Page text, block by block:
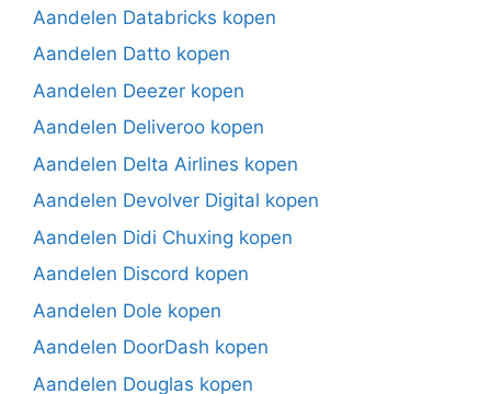
Aandelen Databricks kopen
Aandelen Datto kopen
Aandelen Deezer kopen
Aandelen Deliveroo kopen
Aandelen Delta Airlines kopen
Aandelen Devolver Digital kopen
Aandelen Didi Chuxing kopen
Aandelen Discord kopen
Aandelen Dole kopen
Aandelen DoorDash kopen
Aandelen Douglas kopen